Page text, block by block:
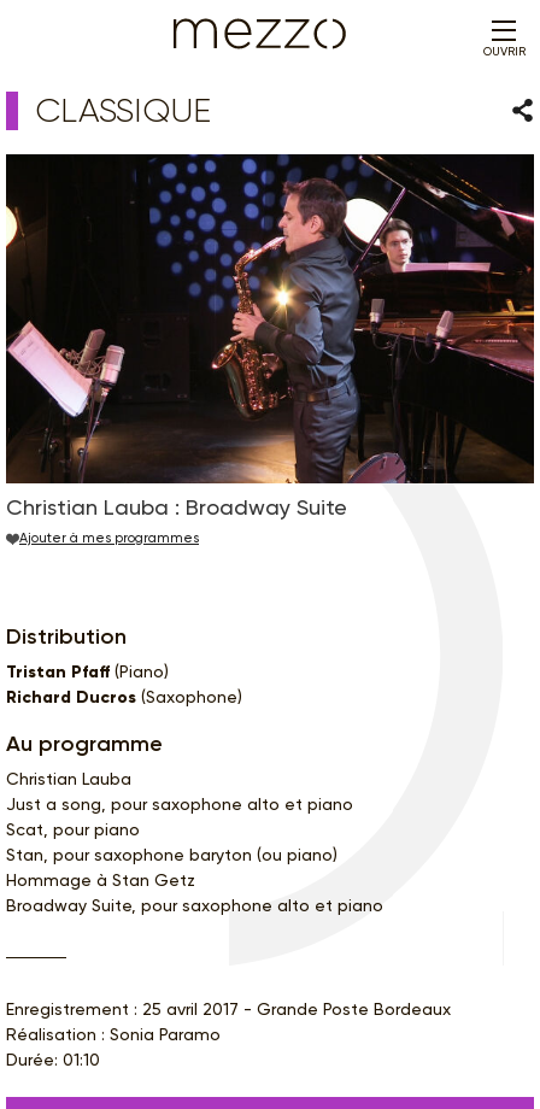
OUVRIR
CLASSIQUE
Christian Lauba : Broadway Suite
Ajouter à mes programmes
Distribution
Tristan Pfaff (Piano)
Richard Ducros (Saxophone)
Au programme
Christian Lauba
Just a song, pour saxophone alto et piano
Scat, pour piano
Stan, pour saxophone baryton (ou piano)
Hommage à Stan Getz
Broadway Suite, pour saxophone alto et piano
Enregistrement : 25 avril 2017 - Grande Poste Bordeaux
Réalisation : Sonia Paramo
Durée: 01:10